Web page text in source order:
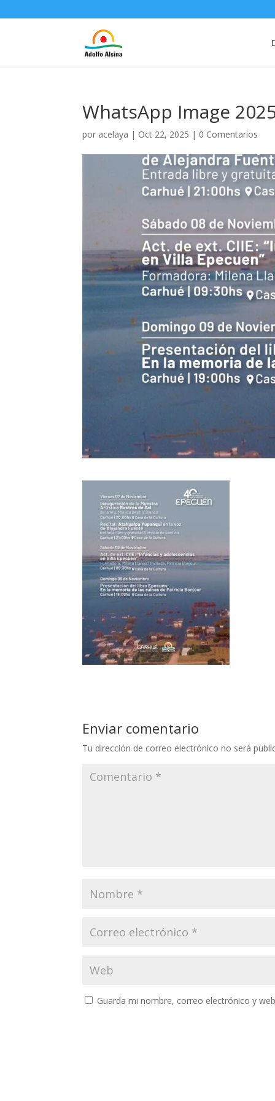
WhatsApp Image
por acelaya | Oct 22, 2025 | 0 Comentarios
Enviar comentario
Tu dirección de correo electrónico no será
Guarda mi nombre, correo electrónico y